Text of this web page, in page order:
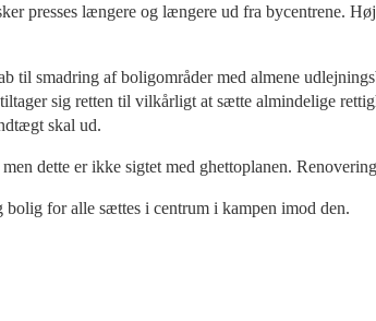
presses længere og længere ud fra bycentrene.
til smadring af boligområder med almene
sig retten til vilkårligt at sætte almindelige
skal ud.
dette er ikke sigtet med ghettoplanen.
for alle sættes i centrum i kampen imod den.